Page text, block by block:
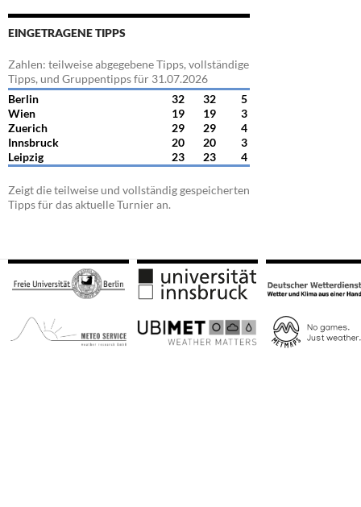
EINGETRAGENE TIPPS
Zahlen: teilweise abgegebene Tipps, vollständige
Tipps, und Gruppentipps für 31.07.2026
Berlin
32 32
5
Wien
19 19
3
Zuerich
29 29
4
Innsbruck
20 20
3
Leipzig
23 23 4
Zeigt die teilweise und vollständig gespeicherten
Tipps für das aktuelle Turnier an.